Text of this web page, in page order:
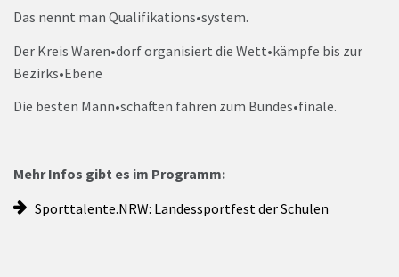
Das nennt man Qualifikations•system.
Der Kreis Waren•dorf organisiert die Wett•kämpfe bis zur
Bezirks•Ebene
Die besten Mann•schaften fahren zum Bundes•finale.
Mehr Infos gibt es im Programm:
Sporttalente.NRW: Landessportfest der Schulen